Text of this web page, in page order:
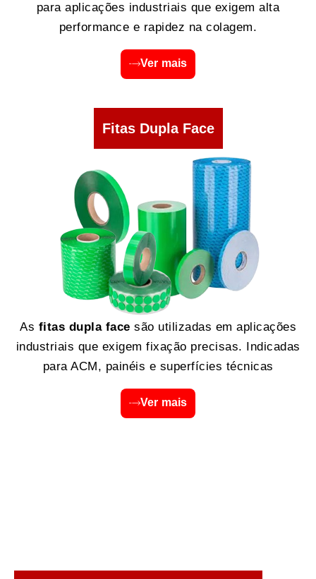
para aplicações industriais que exigem alta
performance e rapidez na colagem.
Ver mais
Fitas Dupla Face
As fitas dupla face são utilizadas em aplicações
industriais que exigem fixação precisas. Indicadas
para ACM, painéis e superfícies técnicas
Ver mais